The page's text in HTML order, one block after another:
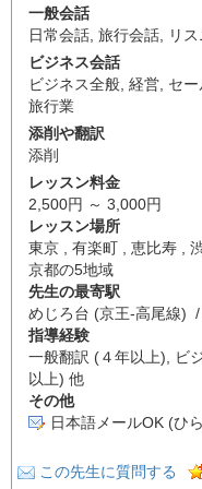
一般会話
日常会話 旅行会話 リ
ビジネス会話
ビジネス全般 経営 セー
旅行業
添削や翻訳
添削
レッスン料金
2,500円 ～ 3,000円
レッスン場所
東京 , 有楽町 , 恵比寿 ,
京都の5地域
先生の最寄駅
めじろ台 (京王-高尾線)
指導経験
一般翻訳 (４年以上), ビ
以上) 他
その他
日本語メールOK (ひ
この先生に質問する